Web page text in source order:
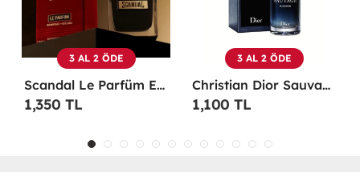
3 AL 2 ÖDE
Scandal Le Parfüm EDP 100 ML Erkek Parfüm -
1,350 TL
3 AL 2 ÖDE
Christian Dior Sauvage EDP 100 ML Erkek Parfüm - CDDS
1,100 TL